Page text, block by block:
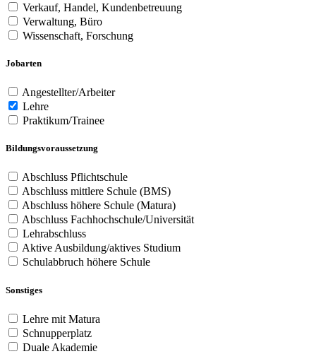
Verkauf, Handel, Kundenbetreuung
Verwaltung, Büro
Wissenschaft, Forschung
Jobarten
Angestellter/Arbeiter
Lehre
Praktikum/Trainee
Bildungsvoraussetzung
Abschluss Pflichtschule
Abschluss mittlere Schule (BMS)
Abschluss höhere Schule (Matura)
Abschluss Fachhochschule/Universität
Lehrabschluss
Aktive Ausbildung/aktives Studium
Schulabbruch höhere Schule
Sonstiges
Lehre mit Matura
Schnupperplatz
Duale Akademie